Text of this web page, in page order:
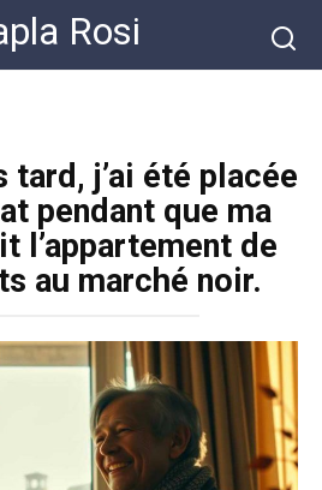
Rosi
tard, j’ai été placée
pendant que ma
l’appartement de
au marché noir.